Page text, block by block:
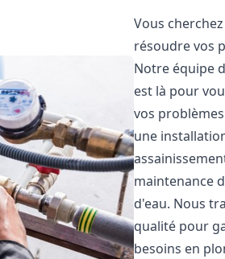
Vous
résoudre vos
Notre équipe
est là pour
vos
une
maintenance
d'eau. Nous
qualité pour
besoins en